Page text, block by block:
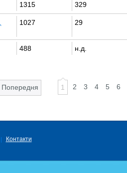
1315 329
1027 29
488 н.д.
Попередня 1 2 3 4 5 6
Контакти